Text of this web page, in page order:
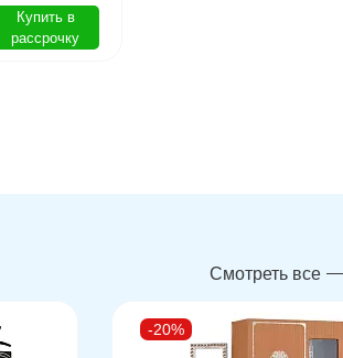
Купить в
рассрочку
Смотреть все
-20%